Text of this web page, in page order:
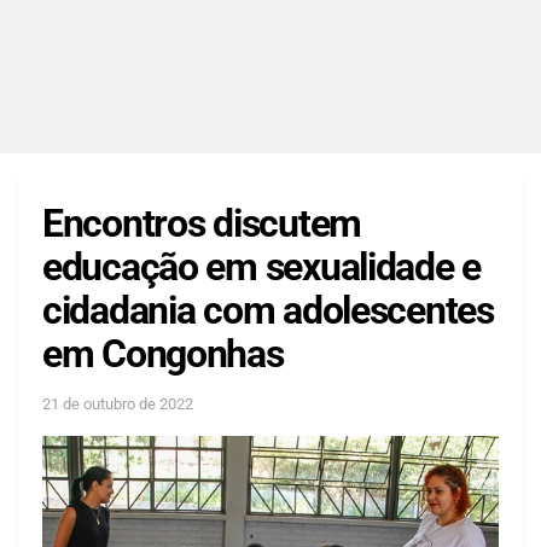
Encontros discutem
educação em sexualidade e
cidadania com adolescentes
em Congonhas
21 de outubro de 2022